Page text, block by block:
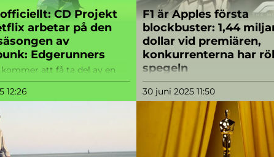
CD Projekt
arbetar på den
av
Edgerunners
att få ta del av en
12:26
F1 är Apples första
blockbuster: 1,44
dollar vid premiären,
konkurrenterna har
spegeln
Apples och Warner Bros. F1-
Brad Pitt tjänade 1,44 miljarder
under sin första helg och blev
högst intjänande originalfilm
någonsin.
30 juni 2025 11:50